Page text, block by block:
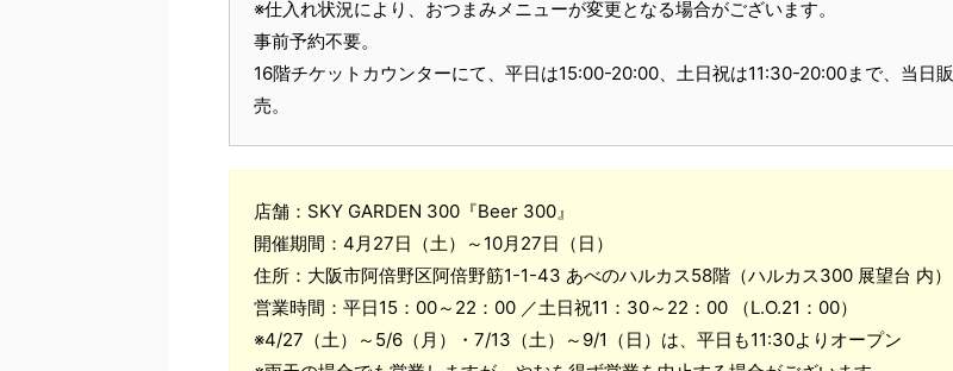
※仕入れ状況により、おつまみメニューが変更となる場合がございます。
事前予約不要。
16階チケットカウンターにて、平日は15:00-20:00、土日祝は11:30-20:00まで、当日販
売。
店舗：SKY GARDEN 300『Beer 300』
開催期間：4月27日（土）～10月27日（日）
住所：大阪市阿倍野区阿倍野筋1-1-43 あべのハルカス58階（ハルカス300 展望台 内）
営業時間：平日15：00～22：00 ／土日祝11：30～22：00 （L.O.21：00）
※4/27（土）～5/6（月）・7/13（土）～9/1（日）は、平日も11:30よりオープン